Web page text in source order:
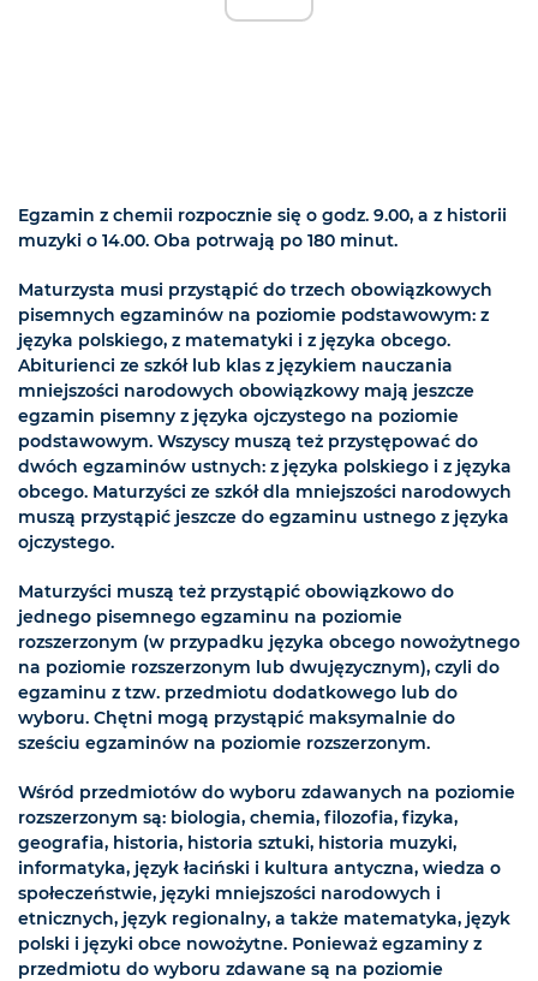
Egzamin z chemii rozpocznie się o godz. 9.00, a z historii
muzyki o 14.00. Oba potrwają po 180 minut.
Maturzysta musi przystąpić do trzech obowiązkowych
pisemnych egzaminów na poziomie podstawowym: z
języka polskiego, z matematyki i z języka obcego.
Abiturienci ze szkół lub klas z językiem nauczania
mniejszości narodowych obowiązkowy mają jeszcze
egzamin pisemny z języka ojczystego na poziomie
podstawowym. Wszyscy muszą też przystępować do
dwóch egzaminów ustnych: z języka polskiego i z języka
obcego. Maturzyści ze szkół dla mniejszości narodowych
muszą przystąpić jeszcze do egzaminu ustnego z języka
ojczystego.
Maturzyści muszą też przystąpić obowiązkowo do
jednego pisemnego egzaminu na poziomie
rozszerzonym (w przypadku języka obcego nowożytnego
na poziomie rozszerzonym lub dwujęzycznym), czyli do
egzaminu z tzw. przedmiotu dodatkowego lub do
wyboru. Chętni mogą przystąpić maksymalnie do
sześciu egzaminów na poziomie rozszerzonym.
Wśród przedmiotów do wyboru zdawanych na poziomie
rozszerzonym są: biologia, chemia, filozofia, fizyka,
geografia, historia, historia sztuki, historia muzyki,
informatyka, język łaciński i kultura antyczna, wiedza o
społeczeństwie, języki mniejszości narodowych i
etnicznych, język regionalny, a także matematyka, język
polski i języki obce nowożytne. Ponieważ egzaminy z
przedmiotu do wyboru zdawane są na poziomie